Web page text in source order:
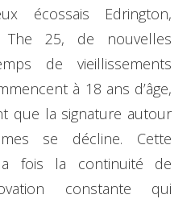
écossais Edrington,
25, de nouvelles
de vieillissements
à 18 ans d’âge,
que la signature autour
se décline. Cette
fois la continuité de
constante qui